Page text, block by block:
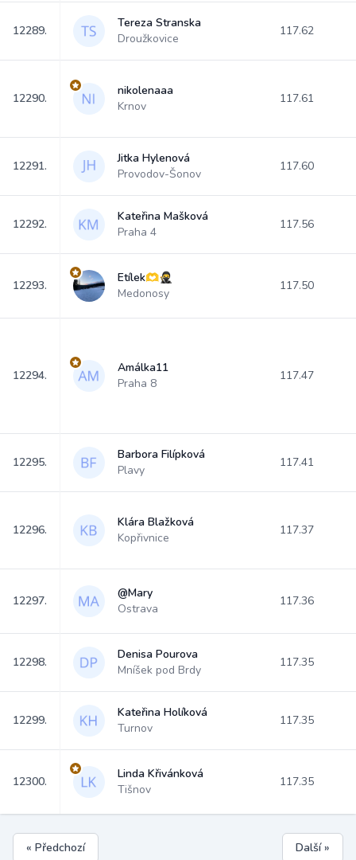
12289.
Tereza Stranska
Droužkovice
117.62
12290.
nikolenaaa
Krnov
117.61
12291.
Jitka Hylenová
Provodov-Šonov
117.60
12292.
Kateřina Mašková
Praha 4
117.56
12293.
Etílek🫶🥷
Medonosy
117.50
12294.
Amálka11
Praha 8
117.47
12295.
Barbora Filípková
Plavy
117.41
12296.
Klára Blažková
Kopřivnice
117.37
12297.
@Mary
Ostrava
117.36
12298.
Denisa Pourova
Mníšek pod Brdy
117.35
12299.
Kateřina Holíková
Turnov
117.35
12300.
Linda Křivánková
Tišnov
117.35
« Předchozí Další »